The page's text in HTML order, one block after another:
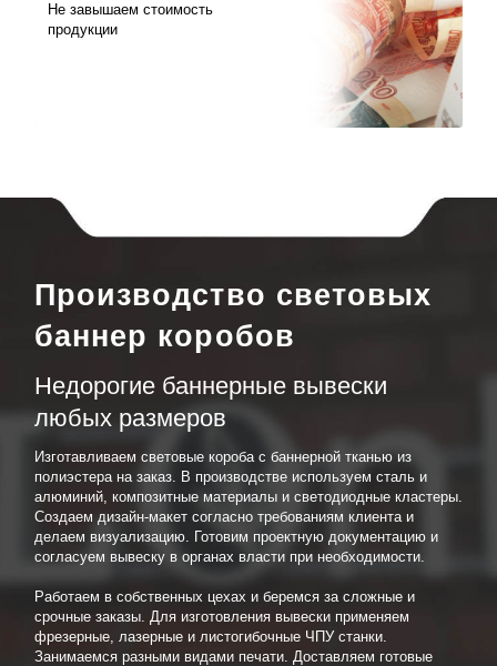
Не завышаем стоимость
продукции
Производство световых
баннер коробов
Недорогие баннерные вывески
любых размеров
Изготавливаем световые короба с баннерной тканью из
полиэстера на заказ. В производстве используем сталь и
алюминий, композитные материалы и светодиодные кластеры.
Создаем дизайн-макет согласно требованиям клиента и
делаем визуализацию. Готовим проектную документацию и
согласуем вывеску в органах власти при необходимости.
Работаем в собственных цехах и беремся за сложные и
срочные заказы. Для изготовления вывески применяем
фрезерные, лазерные и листогибочные ЧПУ станки.
Занимаемся разными видами печати. Доставляем готовые